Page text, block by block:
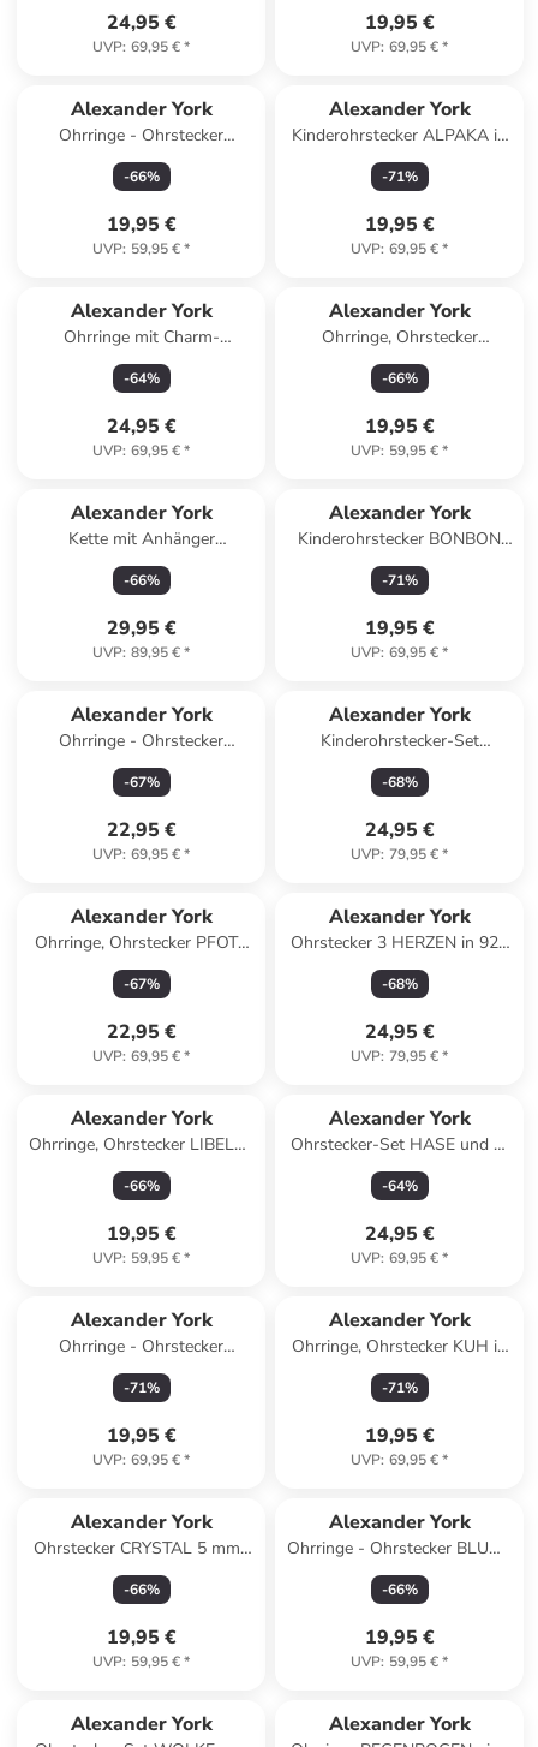
24,95 €
UVP: 69,95 €*
19,95 €
UVP: 69,95 €*
Alexander York
Ohrringe - Ohrstecker
KRISTALL blue zircon - 5 mm
in 925 Silber
-66%
19,95 €
UVP: 59,95 €*
Alexander York
Kinderohrstecker ALPAKA in
925 Sterling Silber, 2-tlg.
-71%
19,95 €
UVP: 69,95 €*
Alexander York
Ohrringe mit Charm-
Anhänger SCHMETTERLING
in 925 Silber - 2-tlg. in silber
-64%
24,95 €
UVP: 69,95 €*
Alexander York
Ohrringe, Ohrstecker
SCHNECKE in 925 Sterling
Silber, 2-tlg.
-66%
19,95 €
UVP: 59,95 €*
Alexander York
Kette mit Anhänger
SCHILDKRÖTE mit Kristall in
925 Silber - 2-tlg. in silber
-66%
29,95 €
UVP: 89,95 €*
Alexander York
Kinderohrstecker BONBON
mit Kristall weiß in 925 Silber
- 2-tlg.
-71%
19,95 €
UVP: 69,95 €*
Alexander York
Ohrringe - Ohrstecker
FLAMINGO Zirkonia pink in
925 Silber - 2-tlg.
-67%
22,95 €
UVP: 69,95 €*
Alexander York
Kinderohrstecker-Set
EINHORN & KRISTALL in 925
Silber - 4-tlg.
-68%
24,95 €
UVP: 79,95 €*
Alexander York
Ohrringe, Ohrstecker PFOTE
aqua in 925 Sterling Silber, 2-
tlg.
-67%
22,95 €
UVP: 69,95 €*
Alexander York
Ohrstecker 3 HERZEN in 925
Sterling Silber, 2-tlg.
-68%
24,95 €
UVP: 79,95 €*
Alexander York
Ohrringe, Ohrstecker LIBELLE
grün in 925 Sterling Silber, 2-
tlg.
-66%
19,95 €
UVP: 59,95 €*
Alexander York
Ohrstecker-Set HASE und EI
in 925 Sterling Silber
-64%
24,95 €
UVP: 69,95 €*
Alexander York
Ohrringe - Ohrstecker
KLEEBLATT dunkelgrün in
925 Silber - 2-tlg.
-71%
19,95 €
UVP: 69,95 €*
Alexander York
Ohrringe, Ohrstecker KUH in
925 Sterling Silber, 2-tlg.
-71%
19,95 €
UVP: 69,95 €*
Alexander York
Ohrstecker CRYSTAL 5 mm I
aqua in 925 Sterling Silber, 2-
tlg.
-66%
19,95 €
UVP: 59,95 €*
Alexander York
Ohrringe - Ohrstecker BLUME
mit Kristall & Perle in 925
Silber
-66%
19,95 €
UVP: 59,95 €*
Alexander York Alexander York